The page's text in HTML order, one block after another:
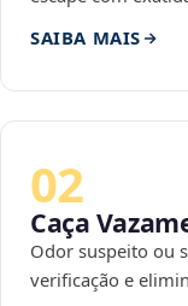
SAIBA MAIS
02
Caça
Odor suspeito ou
verificação e